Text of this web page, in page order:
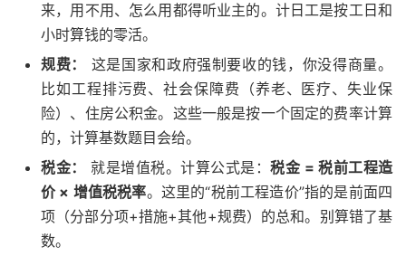
来，用不用、怎么用都得听业主的。计日工是按工日和
小时算钱的零活。
规费：
这是国家和政府强制要收的钱，你没得商量。
比如工程排污费、社会保障费（养老、医疗、失业保
险）、住房公积金。这些一般是按一个固定的费率计算
的，计算基数题目会给。
税金：
就是增值税。计算公式是： 税金 = 税前工程造
价 × 增值税税率。这里的“税前工程造价”指的是前面四
项（分部分项+措施+其他+规费）的总和。别算错了基
数。